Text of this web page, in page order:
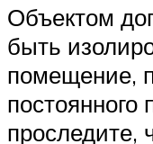
Объектом
быть
помещение,
проследите,